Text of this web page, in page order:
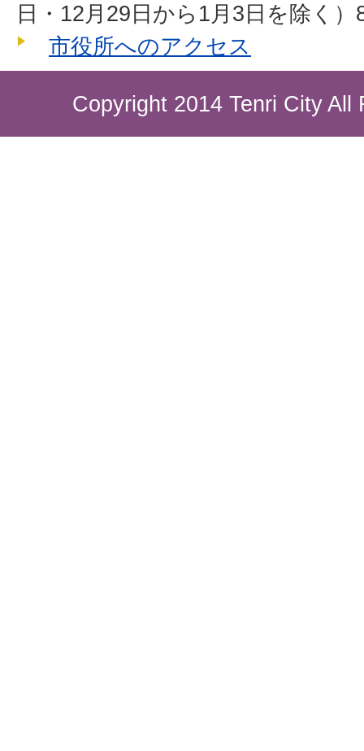
日・12月29日から1月3日を除く
市役所へのアクセス
Copyright 2014 Tenri City All